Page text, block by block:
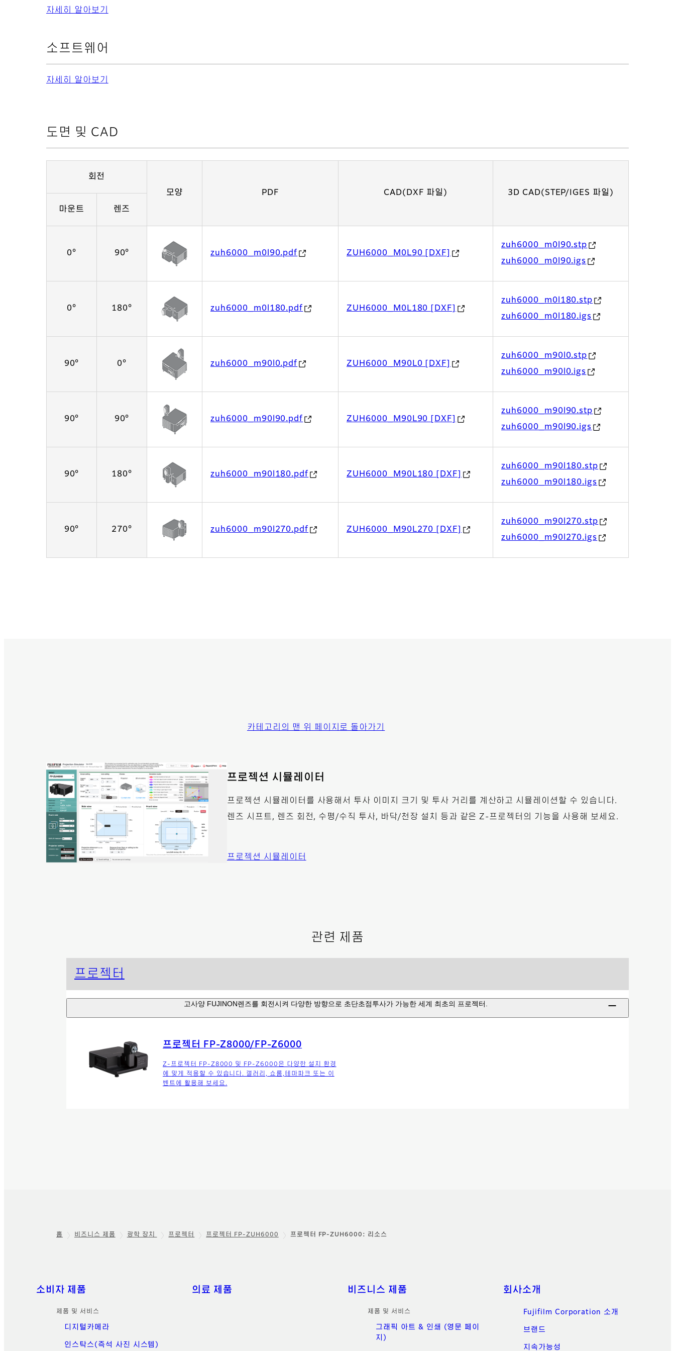
자세히 알아보기
소프트웨어
자세히 알아보기
도면 및 CAD
회전
모양
PDF CAD(DXF 파일) 3D CAD(STEP/IGES 파일)
마운트 렌즈
0° 90° zuh6000_m0l90.pdf ZUH6000_M0L90 [DXF]
zuh6000_m0l90.stp
zuh6000_m0l90.igs
0° 180° zuh6000_m0l180.pdf ZUH6000_M0L180 [DXF]
zuh6000_m0l180.stp
zuh6000_m0l180.igs
90° 0° zuh6000_m90l0.pdf ZUH6000_M90L0 [DXF]
zuh6000_m90l0.stp
zuh6000_m90l0.igs
90° 90° zuh6000_m90l90.pdf ZUH6000_M90L90 [DXF]
zuh6000_m90l90.stp
zuh6000_m90l90.igs
90° 180° zuh6000_m90l180.pdf ZUH6000_M90L180 [DXF]
zuh6000_m90l180.stp
zuh6000_m90l180.igs
90° 270° zuh6000_m90l270.pdf ZUH6000_M90L270 [DXF]
zuh6000_m90l270.stp
zuh6000_m90l270.igs
카테고리의 맨 위 페이지로 돌아가기
프로젝션 시뮬레이터
프로젝션 시뮬레이터를 사용해서 투사 이미지 크기 및 투사 거리를 계산하고 시뮬레이션할 수 있습니다.
렌즈 시프트, 렌즈 회전, 수평/수직 투사, 바닥/천장 설치 등과 같은 Z-프로젝터의 기능을 사용해 보세요.
프로젝션 시뮬레이터
관련 제품
프로젝터
고사양 FUJINON렌즈를 회전시켜 다양한 방향으로 초단초점투사가 가능한 세계 최초의 프로젝터.
프로젝터 FP-Z8000/FP-Z6000
Z-프로젝터 FP-Z8000 및 FP-Z6000은 다양한 설치 환경
에 맞게 적용할 수 있습니다. 갤러리, 쇼룸,테마파크 또는 이
벤트에 활용해 보세요.
홈 비즈니스 제품 광학 장치 프로젝터 프로젝터 FP-ZUH6000 프로젝터 FP-ZUH6000: 리소스
빠른 링크
소비자 제품
제품 및 서비스
디지털카메라
인스탁스(즉석 사진 시스템)
의료 제품 비즈니스 제품
제품 및 서비스
그래픽 아트 & 인쇄 (영문 페이
지)
회사소개
Fujifilm Corporation 소개
브랜드
지속가능성